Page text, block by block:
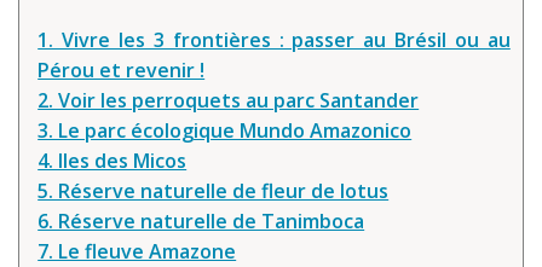
1. Vivre les 3 frontières : passer au Brésil ou au
Pérou et revenir !
2. Voir les perroquets au parc Santander
3. Le parc écologique Mundo Amazonico
4. Iles des Micos
5. Réserve naturelle de fleur de lotus
6. Réserve naturelle de Tanimboca
7. Le fleuve Amazone